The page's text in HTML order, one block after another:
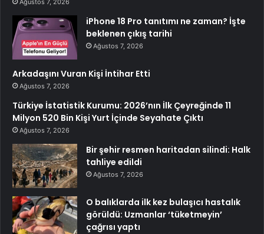
Ağustos 7, 2026
iPhone 18 Pro tanıtımı ne zaman? İşte
beklenen çıkış tarihi
Ağustos 7, 2026
Arkadaşını Vuran Kişi İntihar Etti
Ağustos 7, 2026
Türkiye İstatistik Kurumu: 2026’nın İlk Çeyreğinde 11
Milyon 520 Bin Kişi Yurt İçinde Seyahate Çıktı
Ağustos 7, 2026
Bir şehir resmen haritadan silindi: Halk
tahliye edildi
Ağustos 7, 2026
O balıklarda ilk kez bulaşıcı hastalık
görüldü: Uzmanlar ‘tüketmeyin’
çağrısı yaptı